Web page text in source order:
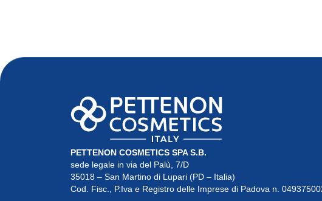
PETTENON COSMETICS SPA S.B.
sede legale in via del Palù, 7/D
35018 – San Martino di Lupari (PD – Italia)
Cod. Fisc., P.Iva e Registro delle Imprese di Padova n.